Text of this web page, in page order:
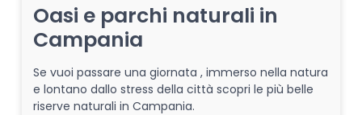
Oasi e parchi naturali in
Campania
Se vuoi passare una giornata , immerso nella natura
e lontano dallo stress della città scopri le più belle
riserve naturali in Campania.